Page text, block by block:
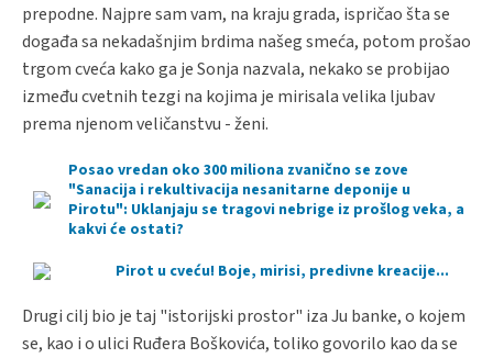
prepodne. Najpre sam vam, na kraju grada, ispričao šta se
događa sa nekadašnjim brdima našeg smeća, potom prošao
trgom cveća kako ga je Sonja nazvala, nekako se probijao
između cvetnih tezgi na kojima je mirisala velika ljubav
prema njenom veličanstvu - ženi.
Posao vredan oko 300 miliona zvanično se zove
"Sanacija i rekultivacija nesanitarne deponije u
Pirotu": Uklanjaju se tragovi nebrige iz prošlog veka, a
kakvi će ostati?
Pirot u cveću! Boje, mirisi, predivne kreacije...
Drugi cilj bio je taj "istorijski prostor" iza Ju banke, o kojem
se, kao i o ulici Ruđera Boškovića, toliko govorilo kao da se